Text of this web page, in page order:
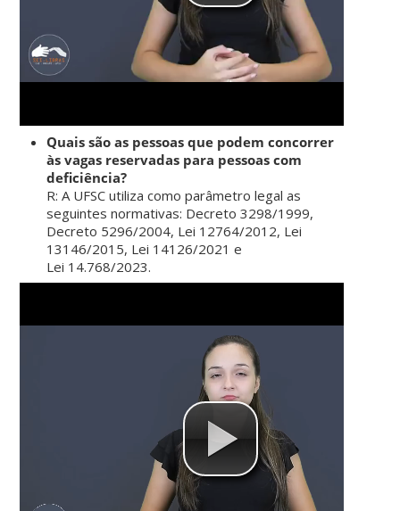
Quais são as pessoas que podem concorrer
às vagas reservadas para pessoas com
deficiência?
R: A UFSC utiliza como parâmetro legal as
seguintes normativas: Decreto 3298/1999,
Decreto 5296/2004, Lei 12764/2012, Lei
13146/2015, Lei 14126/2021 e
Lei 14.768/2023.